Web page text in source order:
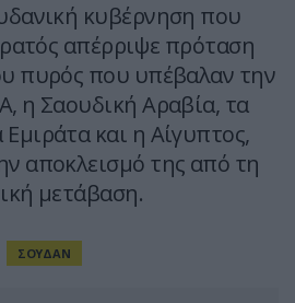
κυβέρνηση που
απέρριψε πρόταση
πυρός που υπέβαλαν την
η Σαουδική Αραβία, τα
και η Αίγυπτος,
αποκλεισμό της από τη
μετάβαση.
ΣΟΥΔΑΝ